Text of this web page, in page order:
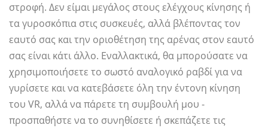
στροφή. Δεν είμαι μεγάλος στους ελέγχους κίνησης ή
τα γυροσκόπια στις συσκευές, αλλά βλέποντας τον
εαυτό σας και την οριοθέτηση της αρένας στον εαυτό
σας είναι κάτι άλλο. Εναλλακτικά, θα μπορούσατε να
χρησιμοποιήσετε το σωστό αναλογικό ραβδί για να
γυρίσετε και να κατεβάσετε όλη την έντονη κίνηση
του VR, αλλά να πάρετε τη συμβουλή μου -
προσπαθήστε να το συνηθίσετε ή σκεπάζετε τις